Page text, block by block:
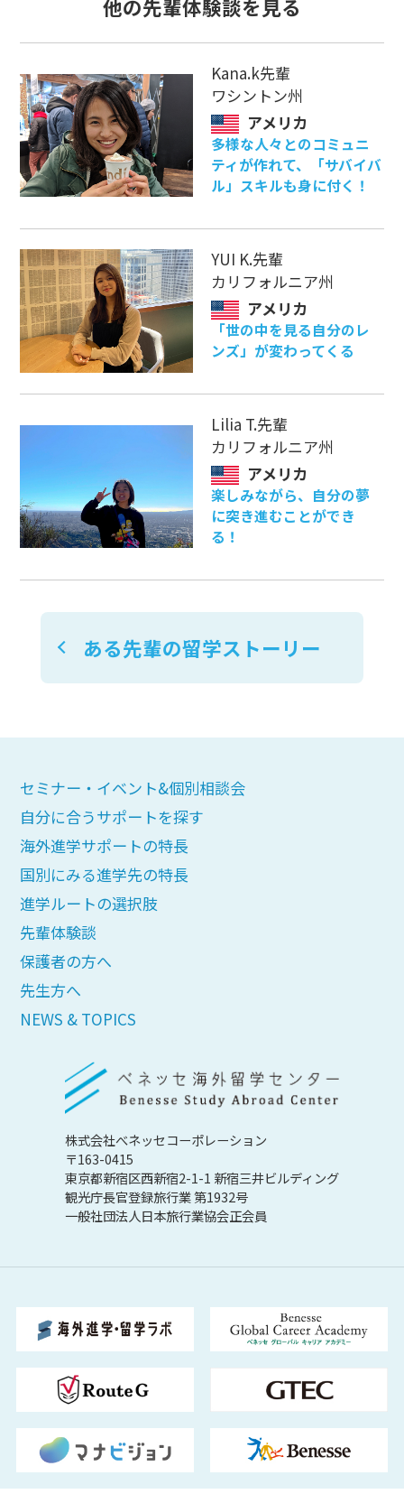
他の先輩体験談を見る
Kana.k先輩
ワシントン州
多様な人々とのコミュニ
ティが作れて、「サバイバ
ル」スキルも身に付く！
アメリカ
YUI K.先輩
カリフォルニア州
「世の中を見る自分のレ
ンズ」が変わってくる
アメリカ
Lilia T.先輩
カリフォルニア州
楽しみながら、自分の夢
に突き進むことができ
る！
アメリカ
ある先輩の留学ストーリー
セミナー・イベント&個別相談会
自分に合うサポートを探す
海外進学サポートの特長
国別にみる進学先の特長
進学ルートの選択肢
先輩体験談
保護者の方へ
先生方へ
NEWS & TOPICS
株式会社べネッセコーポレーション
〒163-0415
東京都新宿区西新宿2-1-1 新宿三井ビルディング
観光庁長官登録旅行業 第1932号
一般社団法人日本旅行業協会正会員